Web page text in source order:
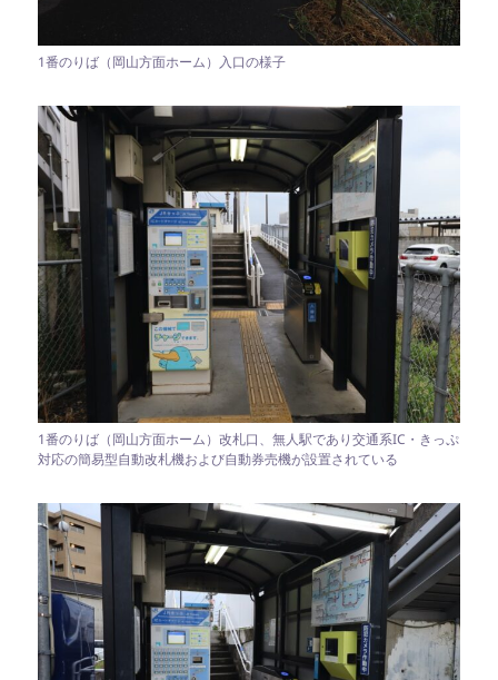
1番のりば（岡山方面ホーム）入口の様子
1番のりば（岡山方面ホーム）改札口、無人駅であり交通系IC・きっぷ
対応の簡易型自動改札機および自動券売機が設置されている